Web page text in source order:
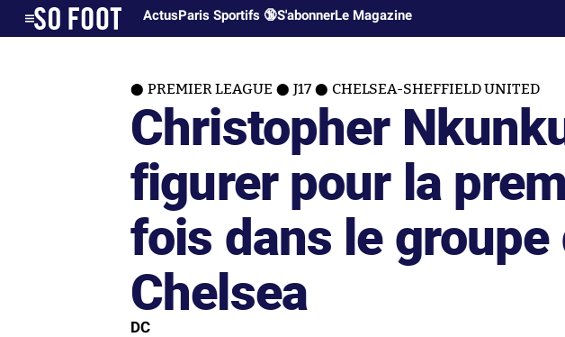
ActusParis Sportifs 🔞S'abonnerLe Magazine
PREMIER LEAGUE J17 CHELSEA-SHEFFIELD UNITED
Christopher
figurer pour la
fois dans le groupe
Chelsea
DC